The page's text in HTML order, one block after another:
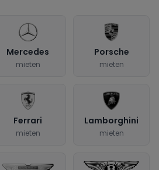
Mercedes
mieten
Porsche
mieten
Ferrari
mieten
Lamborghini
mieten